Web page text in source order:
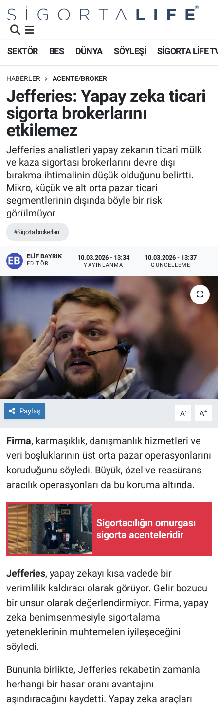
SEKTÖR BES DÜNYA SÖYLEŞİ SİGORTA LİFE
HABERLER ACENTE/BROKER
Jefferies: Yapay zeka ticari
sigorta brokerlarını
etkilemez
Jefferies analistleri yapay zekanın ticari mülk
ve kaza sigortası brokerlarını devre dışı
bırakma ihtimalinin düşük olduğunu belirtti.
Mikro, küçük ve alt orta pazar ticari
segmentlerinin dışında böyle bir risk
görülmüyor.
#Sigorta brokerları
ELIF BAYRIK
EDITÖR
10.03.2026 - 13:34
YAYINLANMA
10.03.2026 - 13:37
GÜNCELLEME
Paylaş A- A+
Firma, karmaşıklık, danışmanlık hizmetleri ve
veri boşluklarının üst orta pazar operasyonlarını
koruduğunu söyledi. Büyük, özel ve reasürans
aracılık operasyonları da bu koruma altında.
Sigortacılığın omurgası
sigorta acenteleridir
Jefferies, yapay zekayı kısa vadede bir
verimlilik kaldıracı olarak görüyor. Gelir bozucu
bir unsur olarak değerlendirmiyor. Firma, yapay
zeka benimsenmesiyle sigortalama
yeteneklerinin muhtemelen iyileşeceğini
söyledi.
Bununla birlikte, Jefferies rekabetin zamanla
herhangi bir hasar oranı avantajını
aşındıracağını kaydetti. Yapay zeka araçları
Namaz Vakitleri
Trafik Durumu
Süper Lig Puan Durumu ve Fikstür
Tüm Manşetler
Son Dakika Haberleri
Haber Arşivi